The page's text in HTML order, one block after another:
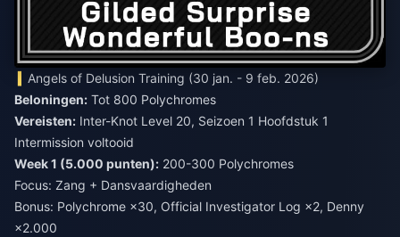
Angels of Delusion Training (30 jan. - 9 feb. 2026)
Beloningen: Tot 800 Polychromes
Vereisten: Inter-Knot Level 20, Seizoen 1 Hoofdstuk 1
Intermission voltooid
Week 1 (5.000 punten): 200-300 Polychromes
Focus: Zang + Dansvaardigheden
Bonus: Polychrome ×30, Official Investigator Log ×2, Denny
×2.000